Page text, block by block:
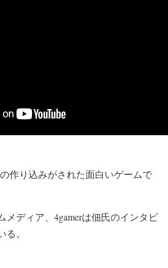
作り込みがされた面白いゲームで
メディア、4gamerは佃氏のインタビ
。